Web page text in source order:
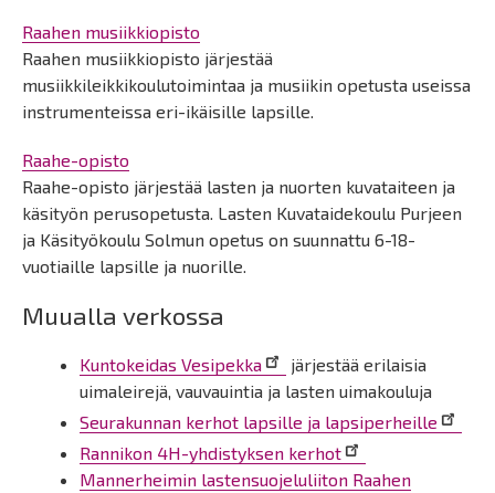
Raahen musiikkiopisto
Raahen musiikkiopisto järjestää
musiikkileikkikoulutoimintaa ja musiikin opetusta useissa
instrumenteissa eri-ikäisille lapsille.
Raahe-opisto
Raahe-opisto järjestää lasten ja nuorten kuvataiteen ja
käsityön perusopetusta. Lasten Kuvataidekoulu Purjeen
ja Käsityökoulu Solmun opetus on suunnattu 6-18-
vuotiaille lapsille ja nuorille.
Muualla verkossa
Kuntokeidas Vesipekka
järjestää erilaisia
uimaleirejä, vauvauintia ja lasten uimakouluja
Seurakunnan kerhot lapsille ja lapsiperheille
Rannikon 4H-yhdistyksen kerhot
Mannerheimin lastensuojeluliiton Raahen